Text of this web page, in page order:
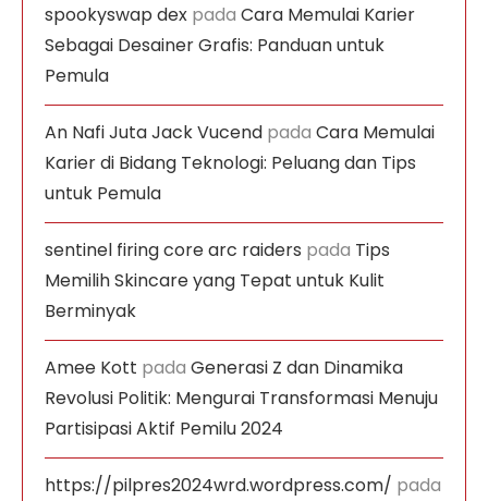
spookyswap dex pada Cara Memulai Karier
Sebagai Desainer Grafis: Panduan untuk
Pemula
An Nafi Juta Jack Vucend pada Cara Memulai
Karier di Bidang Teknologi: Peluang dan Tips
untuk Pemula
sentinel firing core arc raiders pada Tips
Memilih Skincare yang Tepat untuk Kulit
Berminyak
Amee Kott pada Generasi Z dan Dinamika
Revolusi Politik: Mengurai Transformasi Menuju
Partisipasi Aktif Pemilu 2024
https://pilpres2024wrd.wordpress.com/ pada